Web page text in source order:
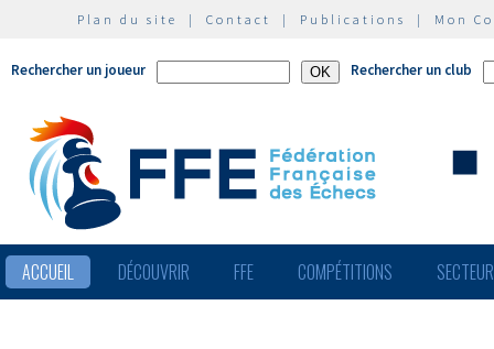
Plan du site | Contact | Publications | Mon
Rechercher un joueur Rechercher un club
ACCUEIL DÉCOUVRIR FFE COMPÉTITIONS